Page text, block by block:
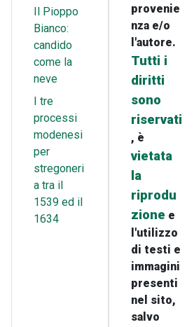
Il Pioppo
Bianco:
candido
come la
neve
I tre
processi
modenesi
per
stregoneri
a tra il
1539 ed il
1634
provenie
nza e/o
l'autore.
Tutti i
diritti
sono
riservati
, è
vietata
la
riprodu
zione e
l'utilizzo
di testi e
immagini
presenti
nel sito,
salvo